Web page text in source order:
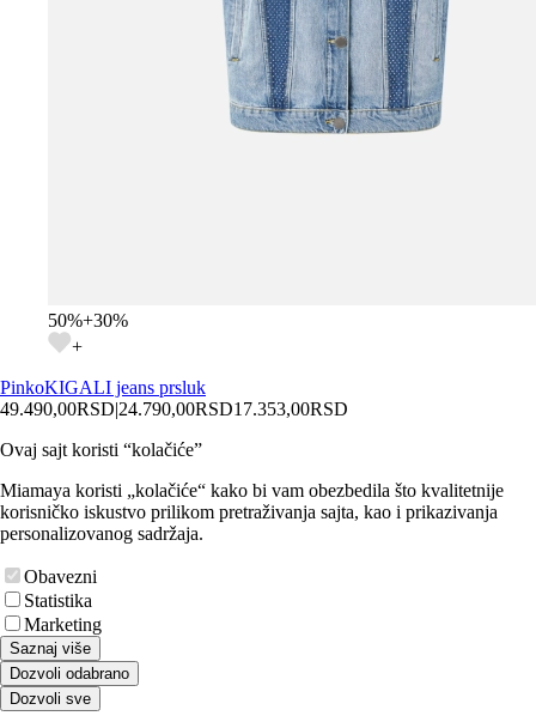
50%+30%
+
PinkoKIGALI jeans prsluk
49.490,00RSD|24.790,00RSD17.353,00RSD
Ovaj sajt koristi “kolačiće”
Miamaya koristi „kolačiće“ kako bi vam obezbedila što kvalitetnije
korisničko iskustvo prilikom pretraživanja sajta, kao i prikazivanja
personalizovanog sadržaja.
Obavezni
Statistika
Marketing
Saznaj više
Dozvoli odabrano
Dozvoli sve